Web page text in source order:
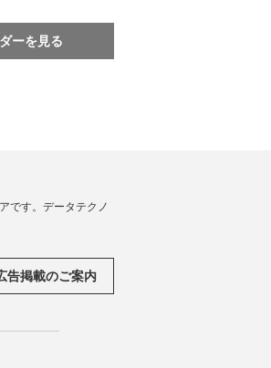
ーを見る
です。データテクノ
告掲載のご案内